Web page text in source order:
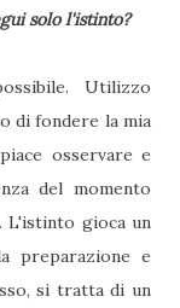
solo l'istinto?
Utilizzo
di fondere la mia
osservare e
del momento
L'istinto gioca un
preparazione e
si tratta di un